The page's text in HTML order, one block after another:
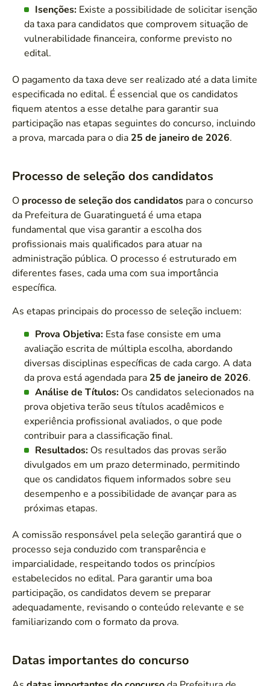
Isenções: Existe a possibilidade de solicitar isenção
da taxa para candidatos que comprovem situação de
vulnerabilidade financeira, conforme previsto no
edital.
O pagamento da taxa deve ser realizado até a data limite
especificada no edital. É essencial que os candidatos
fiquem atentos a esse detalhe para garantir sua
participação nas etapas seguintes do concurso, incluindo
a prova, marcada para o dia 25 de janeiro de 2026.
Processo de seleção dos candidatos
O processo de seleção dos candidatos para o concurso
da Prefeitura de Guaratinguetá é uma etapa
fundamental que visa garantir a escolha dos
profissionais mais qualificados para atuar na
administração pública. O processo é estruturado em
diferentes fases, cada uma com sua importância
específica.
As etapas principais do processo de seleção incluem:
Prova Objetiva: Esta fase consiste em uma
avaliação escrita de múltipla escolha, abordando
diversas disciplinas específicas de cada cargo. A data
da prova está agendada para 25 de janeiro de 2026.
Análise de Títulos: Os candidatos selecionados na
prova objetiva terão seus títulos acadêmicos e
experiência profissional avaliados, o que pode
contribuir para a classificação final.
Resultados: Os resultados das provas serão
divulgados em um prazo determinado, permitindo
que os candidatos fiquem informados sobre seu
desempenho e a possibilidade de avançar para as
próximas etapas.
A comissão responsável pela seleção garantirá que o
processo seja conduzido com transparência e
imparcialidade, respeitando todos os princípios
estabelecidos no edital. Para garantir uma boa
participação, os candidatos devem se preparar
adequadamente, revisando o conteúdo relevante e se
familiarizando com o formato da prova.
Datas importantes do concurso